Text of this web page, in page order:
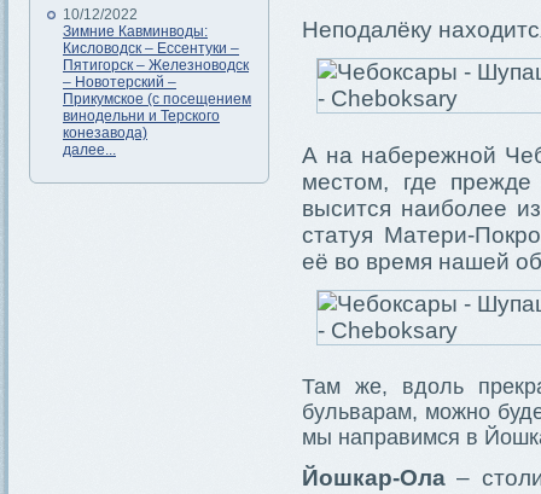
10/12/2022
Зимние Кавминводы:
Кисловодск – Ессентуки –
Пятигорск – Железноводск
– Новотерский –
Прикумское (с посещением
винодельни и Терского
конезавода)
далее...
Неподалёку
А на набережной
местом, где
высится наиболее
статуя Матери-
её во время нашей
Там же, вдоль
бульварам, можно
мы направимся в
Йошкар-Ола –